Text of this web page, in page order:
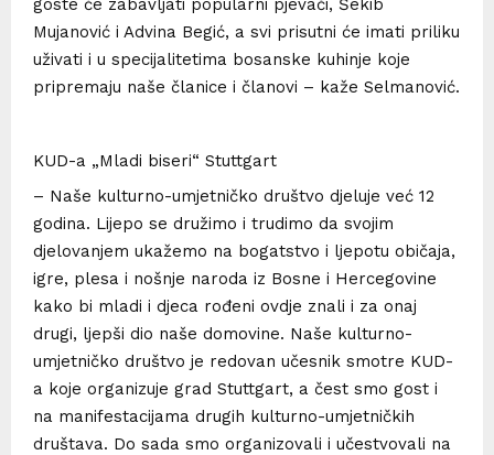
Mujanović i Advina Begić, a svi prisutni će imati priliku
uživati i u specijalitetima bosanske kuhinje koje
pripremaju naše članice i članovi – kaže Selmanović.
KUD-a „Mladi biseri“ Stuttgart
– Naše kulturno-umjetničko društvo djeluje već 12
godina. Lijepo se družimo i trudimo da svojim
djelovanjem ukažemo na bogatstvo i ljepotu običaja,
igre, plesa i nošnje naroda iz Bosne i Hercegovine
kako bi mladi i djeca rođeni ovdje znali i za onaj
drugi, ljepši dio naše domovine. Naše kulturno-
umjetničko društvo je redovan učesnik smotre KUD-
a koje organizuje grad Stuttgart, a čest smo gost i
na manifestacijama drugih kulturno-umjetničkih
društava. Do sada smo organizovali i učestvovali na